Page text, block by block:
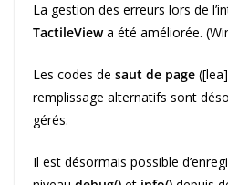
La gestion des erreurs lors de
TactileViewa été améliorée.
Les codes de saut de page
remplissage alternatifs sont
gérés.
Il est désormais possible